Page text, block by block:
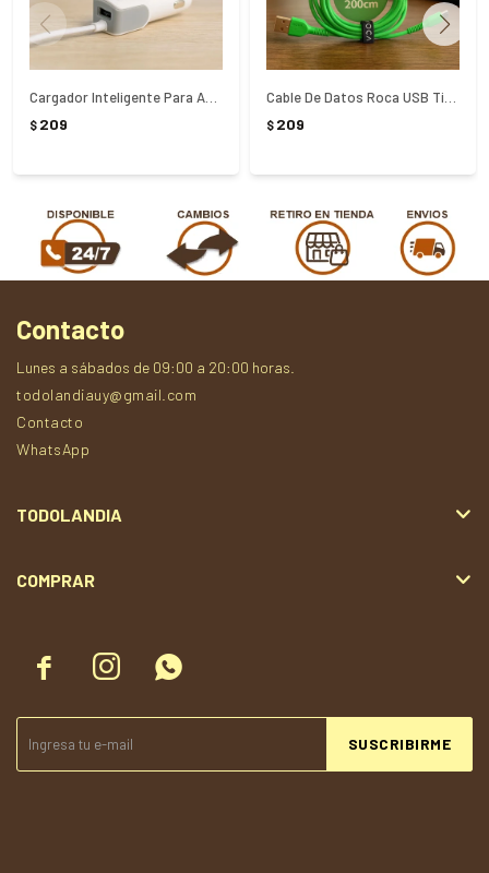
$ 209 $ 209
  
SUSCRIBIRME
Contacto
Lunes a sábados de 09:00 a 20:00 horas.
todolandiauy@gmail.com
Contacto
WhatsApp
TODOLANDIA
COMPRAR